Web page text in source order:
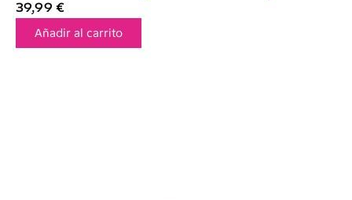
39,99 €
Añadir al carrito